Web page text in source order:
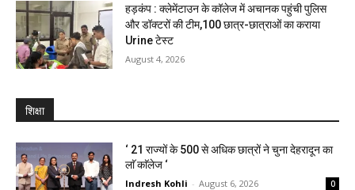
हड़कंप : क्लेमेंटाउन के कॉलेज में अचानक पहुंची पुलिस
और डॉक्टरों की टीम,100 छात्र-छात्राओं का कराया
Urine टेस्ट
August 4, 2026
शिक्षा
‘ 21 राज्यों के 500 से अधिक छात्रों ने चुना देहरादून का
लाॅ काॅलेज ‘
Indresh Kohli - August 6, 2026 0